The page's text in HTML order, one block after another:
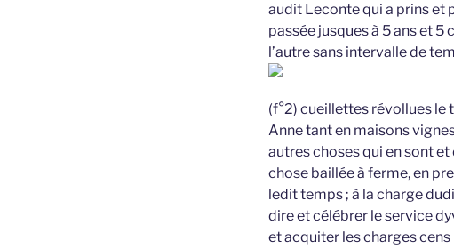
audit Leconte qui a prins et
passée jusques à 5 ans et
l’autre sans intervalle de
(f°2) cueillettes révollues le
Anne tant en maisons
autres choses qui en sont
chose baillée à ferme, en
ledit temps ; à la charge
dire et célébrer le service
et acquiter les charges